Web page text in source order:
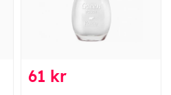
61 kr